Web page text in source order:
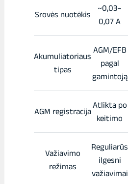
Srovės nuotėkis
~0,03–
0,07 A
Akumuliatoriaus
tipas
AGM/EFB
pagal
gamintoją
AGM registracija
Atlikta po
keitimo
Važiavimo
režimas
Reguliarūs
ilgesni
važiavimai